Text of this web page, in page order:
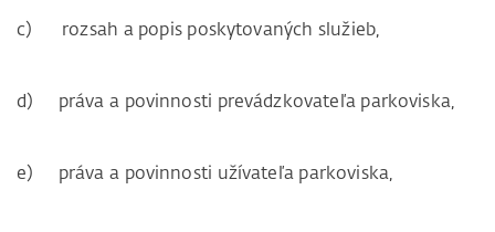
c) rozsah a popis poskytovaných služieb,
d) práva a povinnosti prevádzkovateľa parkoviska,
e) práva a povinnosti užívateľa parkoviska,